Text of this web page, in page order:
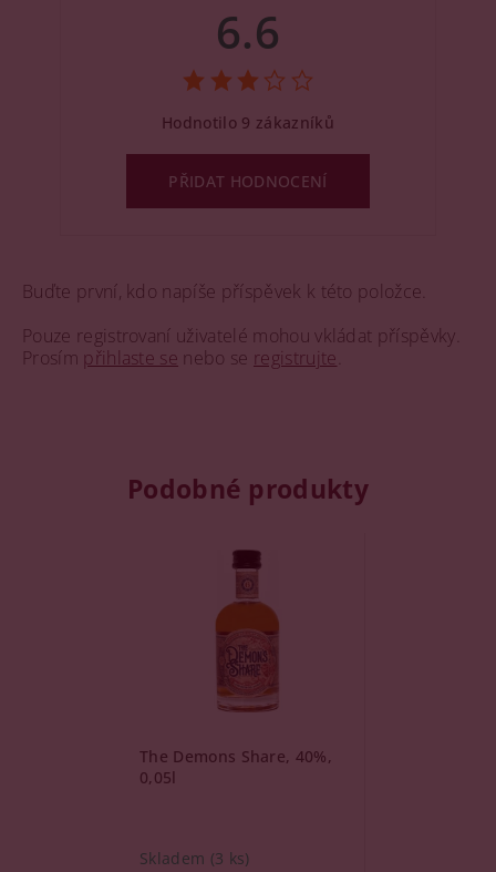
Buďte první, kdo napíše příspěvek k této položce.
Pouze registrovaní uživatelé mohou vkládat příspěvky.
Prosím přihlaste se nebo se registrujte
6.6
Hodnotilo 9 zákazníků
PŘIDAT HODNOCENÍ
Podobné produkty
The Demons Share, 40%,
0,05l
Skladem (3 ks)